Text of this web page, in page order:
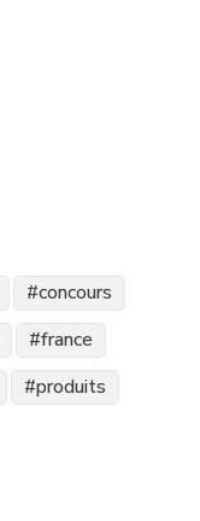
concours
france
produits